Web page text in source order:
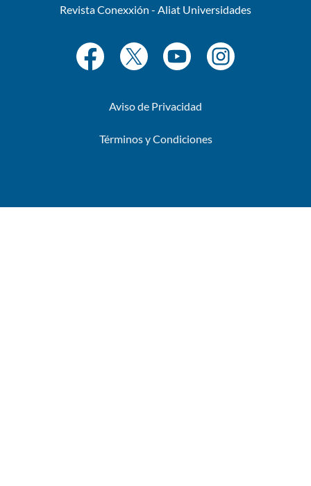
Revista Conexxión - Aliat Universidades
Aviso de Privacidad
Términos y Condiciones